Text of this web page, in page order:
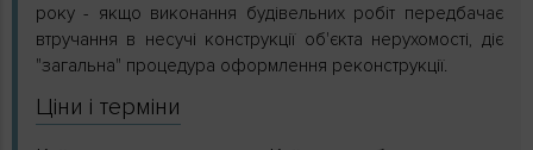
року - якщо виконання будівельних робіт передбачає
втручання в несучі конструкції об'єкта нерухомості, діє
"загальна" процедура оформлення реконструкції.
Ціни і терміни